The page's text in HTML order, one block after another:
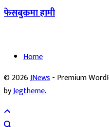
फेसबुकमा हामी
Home
© 2026JNews- Premium
byJegtheme.